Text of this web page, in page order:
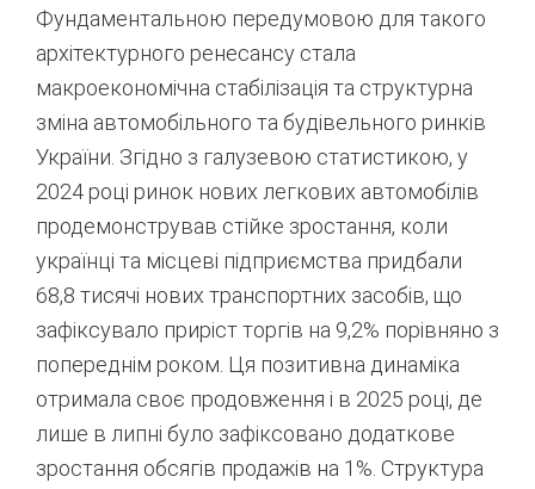
Фундаментальною передумовою для такого
архітектурного ренесансу стала
макроекономічна стабілізація та структурна
зміна автомобільного та будівельного ринків
України. Згідно з галузевою статистикою, у
2024 році ринок нових легкових автомобілів
продемонстрував стійке зростання, коли
українці та місцеві підприємства придбали
68,8 тисячі нових транспортних засобів, що
зафіксувало приріст торгів на 9,2% порівняно з
попереднім роком. Ця позитивна динаміка
отримала своє продовження і в 2025 році, де
лише в липні було зафіксовано додаткове
зростання обсягів продажів на 1%. Структура